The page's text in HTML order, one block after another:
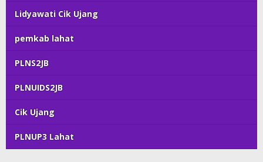
Lidyawati Cik Ujang
pemkab lahat
PLNS2JB
PLNUIDS2JB
Cik Ujang
PLNUP3 Lahat